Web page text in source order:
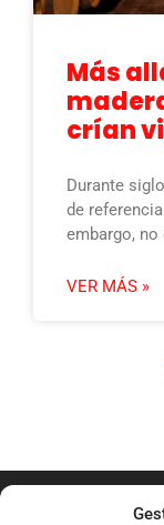
Más
crían
Durante
de
embargo, no
VER MÁS »